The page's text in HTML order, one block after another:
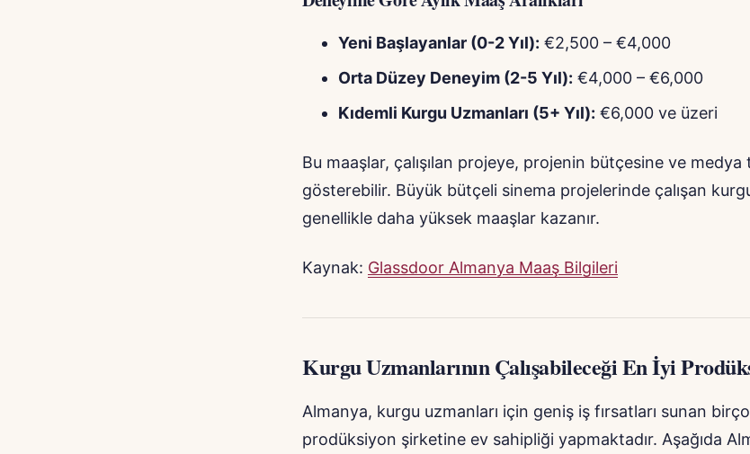
Yeni Başlayanlar (0-2 Yıl): €2,500 – €4,000
Orta Düzey Deneyim (2-5 Yıl): €4,000 – €6,000
Kıdemli Kurgu Uzmanları (5+ Yıl): €6,000 ve üzeri
Bu maaşlar, çalışılan projeye, projenin bütçesine ve medya
gösterebilir. Büyük bütçeli sinema projelerinde çalışan
genellikle daha yüksek maaşlar kazanır.
Kaynak: Glassdoor Almanya Maaş Bilgileri
Kurgu Uzmanlarının Çalışabileceği En İyi
Almanya, kurgu uzmanları için geniş iş fırsatları sunan
prodüksiyon şirketine ev sahipliği yapmaktadır. Aşağıda